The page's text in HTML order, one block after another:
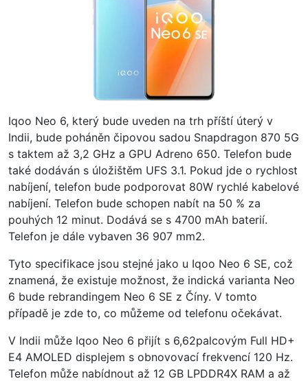
Iqoo Neo 6, který bude uveden na trh příští úterý v
Indii, bude poháněn čipovou sadou Snapdragon 870 5G
s taktem až 3,2 GHz a GPU Adreno 650. Telefon bude
také dodáván s úložištěm UFS 3.1. Pokud jde o rychlost
nabíjení, telefon bude podporovat 80W rychlé kabelové
nabíjení. Telefon bude schopen nabít na 50 % za
pouhých 12 minut. Dodává se s 4700 mAh baterií.
Telefon je dále vybaven 36 907 mm2.
Tyto specifikace jsou stejné jako u Iqoo Neo 6 SE, což
znamená, že existuje možnost, že indická varianta Neo
6 bude rebrandingem Neo 6 SE z Číny. V tomto
případě je zde to, co můžeme od telefonu očekávat.
V Indii může Iqoo Neo 6 přijít s 6,62palcovým Full HD+
E4 AMOLED displejem s obnovovací frekvencí 120 Hz.
Telefon může nabídnout až 12 GB LPDDR4X RAM a až